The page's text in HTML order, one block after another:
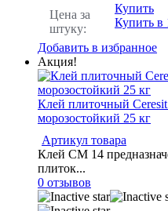
Цена за
штуку:
Купить
Купить в
Добавить в избранное
Акция!
Клей плиточный
морозостойкий 25 кг
Артикул товара
Клей СМ 14
плиток...
0 отзывов